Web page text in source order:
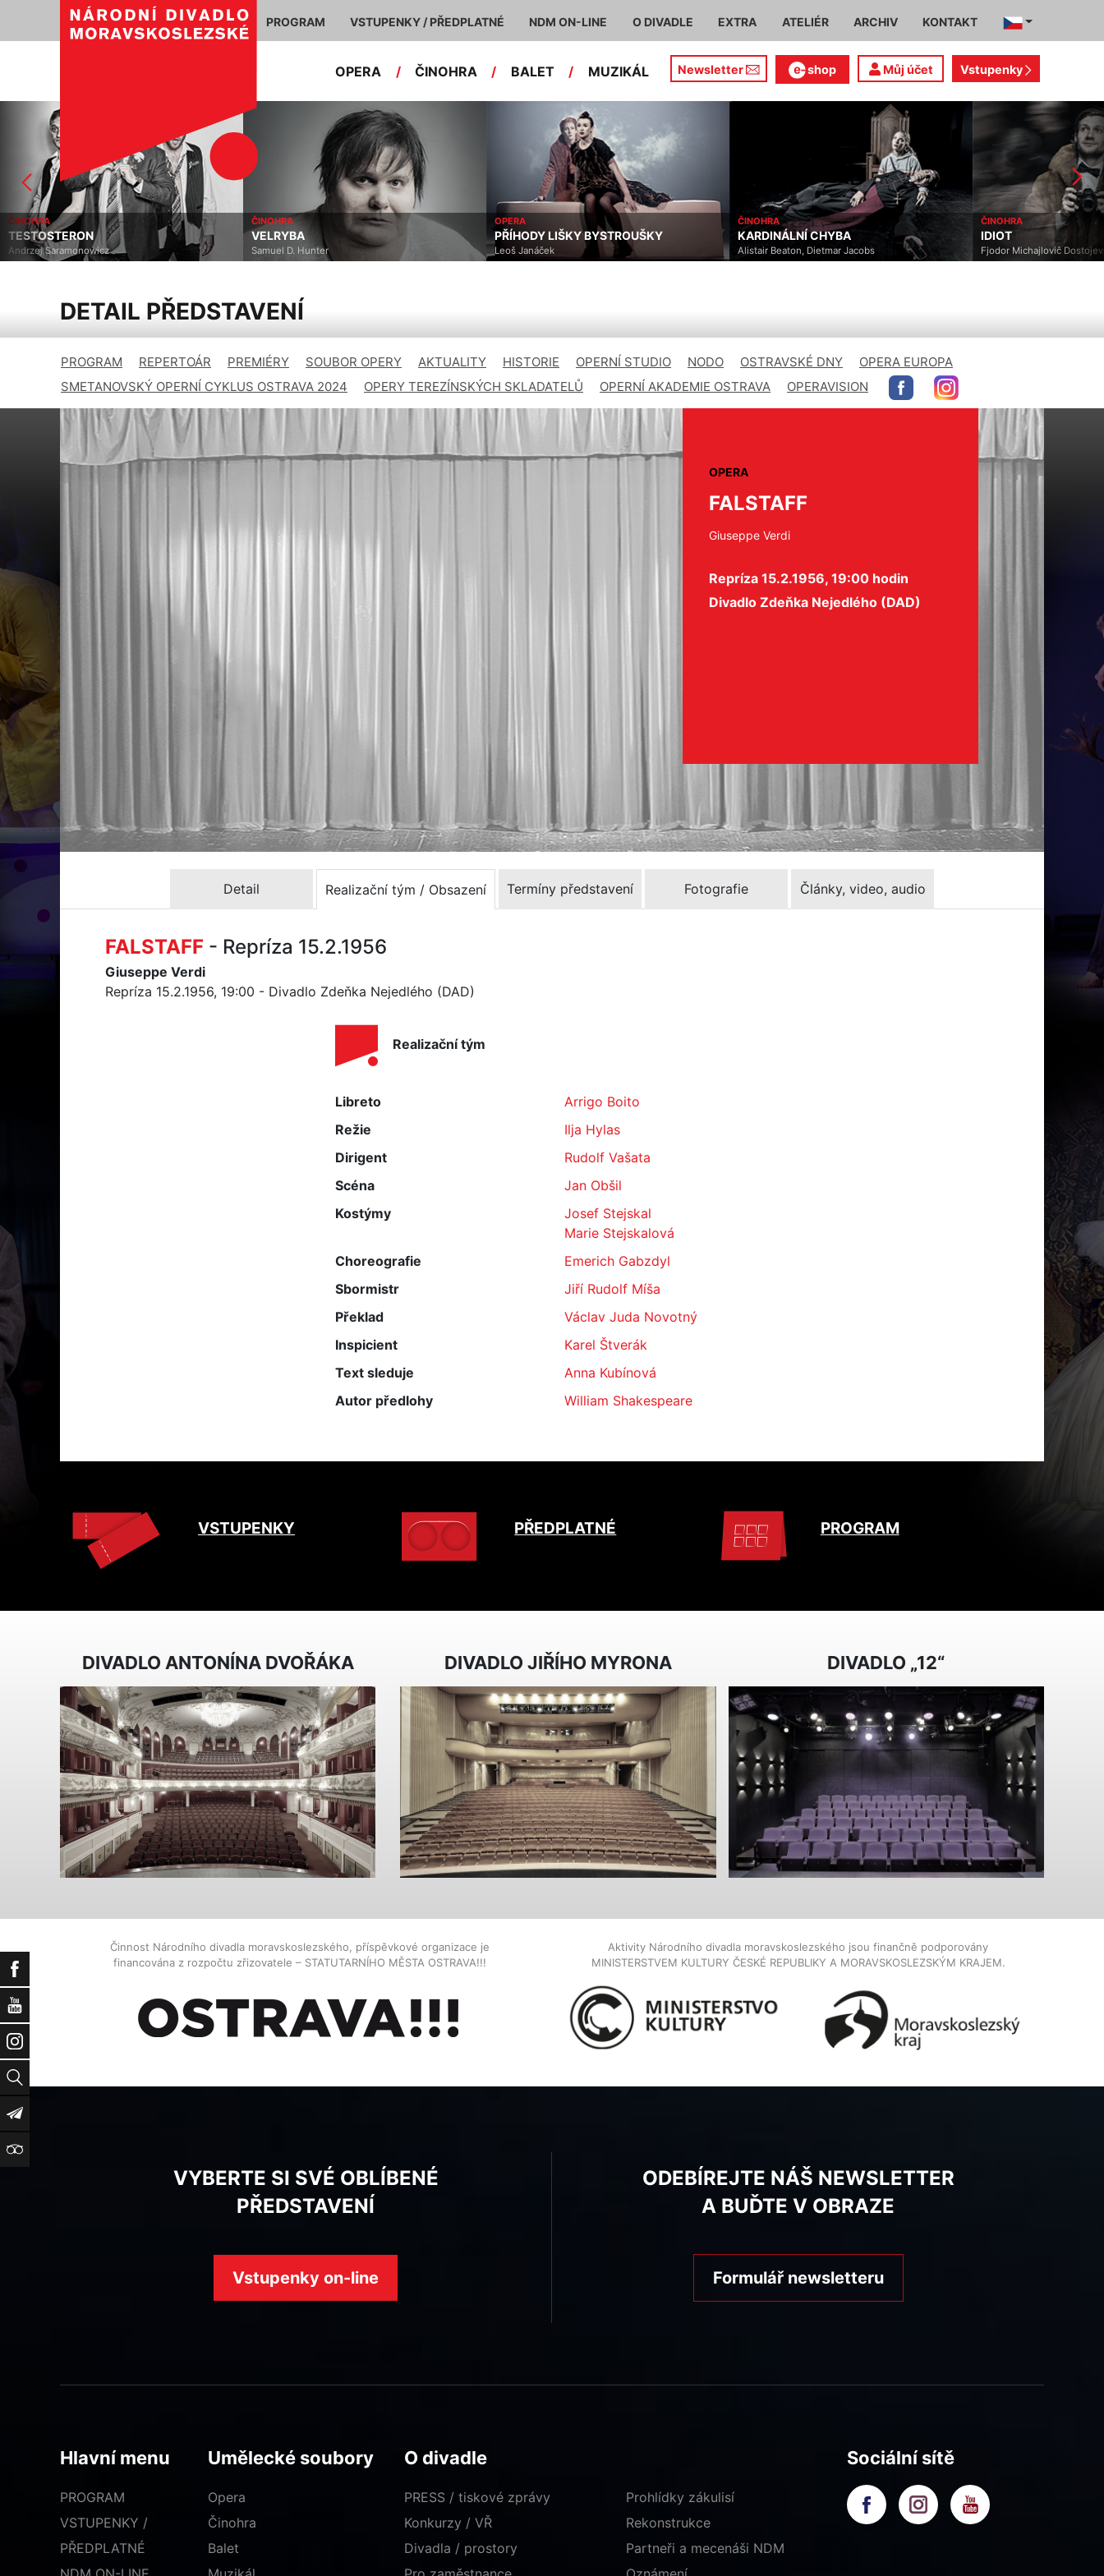
Facebook
YouTube
Instagram
Vyhledat
Newsletter
TripAdvisor
PROGRAM VSTUPENKY / PŘEDPLATNÉ NDM ON-LINE O DIVADLE EXTRA ATELIÉR ARCHIV KONTAKT
OPERA / ČINOHRA / BALET / MUZIKÁL Newsletter shop Můj účet Vstupenky
ČINOHRA
TESTOSTERON
Andrzej Saramonowicz
ČINOHRA
VELRYBA
Samuel D. Hunter
OPERA
PŘÍHODY LIŠKY BYSTROUŠKY
Leoš Janáček
ČINOHRA
KARDINÁLNÍ CHYBA
Alistair Beaton, Dietmar Jacobs
ČINOHRA
IDIOT
Fjodor Michajlovič
DETAIL PŘEDSTAVENÍ
PROGRAM REPERTOÁR PREMIÉRY SOUBOR OPERY AKTUALITY HISTORIE OPERNÍ STUDIO NODO OSTRAVSKÉ DNY
OPERA EUROPA
SMETANOVSKÝ OPERNÍ CYKLUS OSTRAVA 2024
OPERY TEREZÍNSKÝCH SKLADATELŮ OPERNÍ AKADEMIE OSTRAVA OPERAVISION
OPERA
FALSTAFF
Giuseppe Verdi
Repríza 15.2.1956, 19:00 hodin
Divadlo Zdeňka Nejedlého (DAD)
Detail Realizační tým / Obsazení Termíny představení Fotografie Články, video, audio
FALSTAFF - Repríza 15.2.1956
Giuseppe Verdi
Repríza 15.2.1956, 19:00 - Divadlo Zdeňka Nejedlého (DAD)
Realizační tým
Libreto
Arrigo Boito
Režie
Ilja Hylas
Dirigent
Rudolf Vašata
Scéna
Jan Obšil
Kostýmy
Josef Stejskal
Marie Stejskalová
Choreografie
Emerich Gabzdyl
Sbormistr
Jiří Rudolf Míša
Překlad
Václav Juda Novotný
Inspicient
Karel Štverák
Text sleduje
Anna Kubínová
Autor předlohy
William Shakespeare
VSTUPENKY PŘEDPLATNÉ PROGRAM
DIVADLO ANTONÍNA DVOŘÁKA DIVADLO JIŘÍHO MYRONA DIVADLO „12“
Činnost Národního divadla moravskoslezského, příspěvkové organizace je
financována z rozpočtu zřizovatele – STATUTARNÍHO MĚSTA OSTRAVA!!!
Aktivity Národního divadla moravskoslezského jsou finančně podporovány
MINISTERSTVEM KULTURY ČESKÉ REPUBLIKY A MORAVSKOSLEZSKÝM KRAJEM.
VYBERTE SI SVÉ OBLÍBENÉ
PŘEDSTAVENÍ
Vstupenky on-line
ODEBÍREJTE NÁŠ NEWSLETTER
A BUĎTE V OBRAZE
Formulář newsletteru
Hlavní menu
PROGRAM
VSTUPENKY /
PŘEDPLATNÉ
Umělecké soubory
Opera
Činohra
Balet
O divadle
PRESS / tiskové zprávy
Konkurzy / VŘ
Divadla / prostory
Prohlídky zákulisí
Rekonstrukce
Partneři a mecenáši NDM
Sociální sítě